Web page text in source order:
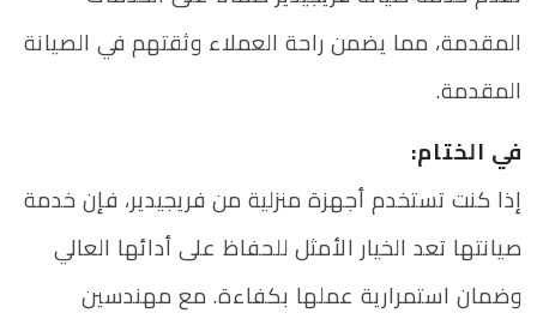
المقدمة، مما يضمن راحة العملاء وثقتهم في الصيانة
المقدمة.
في الختام:
إذا كنت تستخدم أجهزة منزلية من فريجيدير، فإن خدمة
صيانتها تعد الخيار الأمثل للحفاظ على أدائها العالي
وضمان استمرارية عملها بكفاءة. مع مهندسين